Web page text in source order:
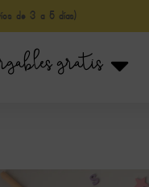
de 3 a 5 días)
gratis